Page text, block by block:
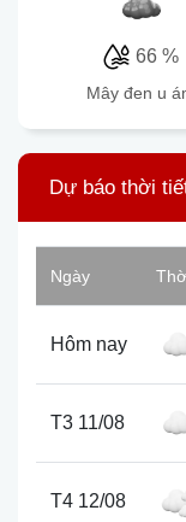
66 %
mây đen u
Dự báo thời
Ngày
Hôm nay
T3 11/08
T4 12/08